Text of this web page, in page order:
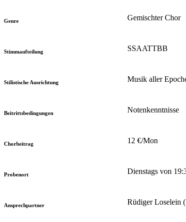
Genre Gemischter Chor
Stimmaufteilung SSAATTBB
Stilistische Ausrichtung Musik aller
Beitrittsbedingungen Notenkenntnisse
Chorbeitrag 12 €/Mon
Probenort Dienstags von
Ansprechpartner Rüdiger Loselein